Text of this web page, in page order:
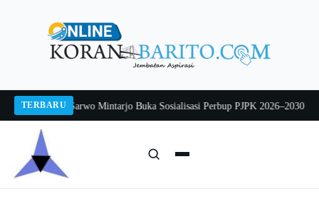
TERBARU
Pj Sekda Sarwo Mintarjo Buka Sosialisasi Perbup PJPK 2026–2030Peternak